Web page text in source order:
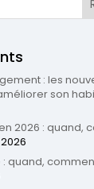
: les
son
2026 : quand,
quand,